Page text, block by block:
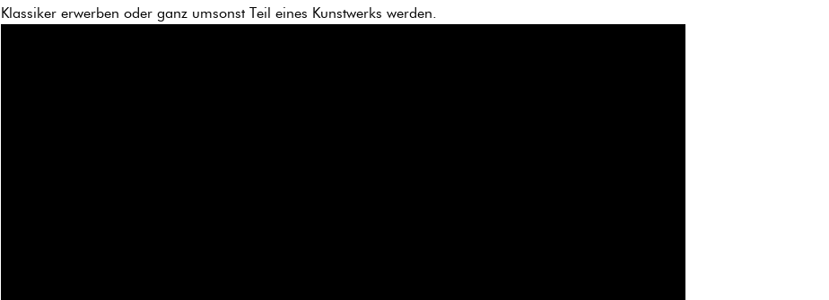
Klassiker erwerben oder ganz umsonst Teil eines Kunstwerks werden.